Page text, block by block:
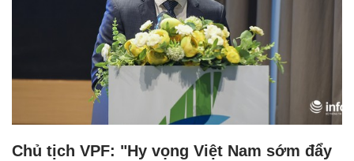
Chủ tịch VPF: "Hy vọng Việt Nam sớm đẩy